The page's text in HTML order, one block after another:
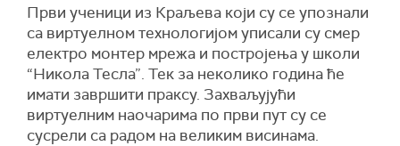
Први ученици из Краљева који су се упознали
са виртуелном технологијом уписали су смер
електро монтер мрежа и постројења у школи
“Никола Тесла”. Тек за неколико година ће
имати завршити праксу. Захваљујући
виртуелним наочарима по први пут су се
сусрели са радом на великим висинама.